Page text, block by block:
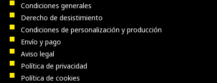
Condiciones generales
Derecho de desistimiento
Condiciones de personalización y producción
Envío y pago
Aviso legal
Política de privacidad
Política de cookies